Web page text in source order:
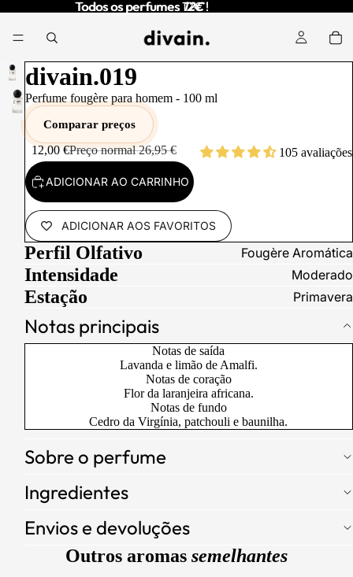
Todos os perfumes12€!
Todos os perfumes 12€ !
REPRODUZIR
O VÍDEO
divain.019
Perfume fougère para homem - 100 ml
Comparar preços
12,00 €Preço normal26,95 € 105 avaliações
ADICIONAR AO CARRINHO
ADICIONAR AOS FAVORITOS
Perfil Olfativo Fougère Aromática
Intensidade Moderado
Estação Primavera
Notas principais
Notas de saída
Lavanda e limão de Amalfi.
Notas de coração
Flor da laranjeira africana.
Notas de fundo
Cedro da Virgínia, patchouli e baunilha.
Sobre o perfume
Ingredientes
Envios e devoluções
Outros aromas semelhantes